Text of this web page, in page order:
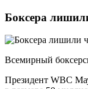
Боксера
Всемирный
Президент WBC